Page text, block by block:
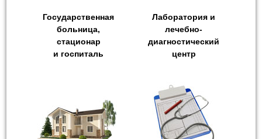
Государственная
больница,
стационар
и госпиталь
Лаборатория и
лечебно-
диагностический
центр